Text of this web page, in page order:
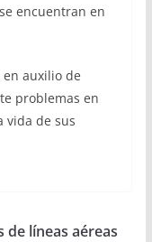
encuentran en
en auxilio de
problemas en
vida de sus
de líneas aéreas